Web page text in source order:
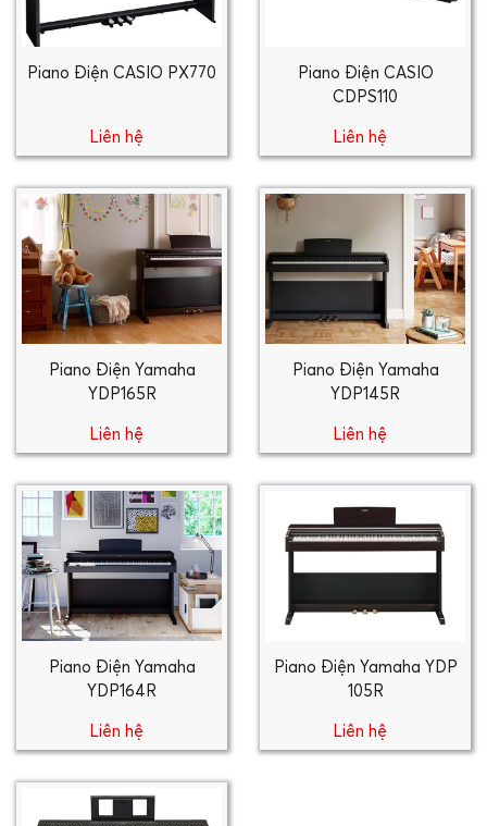
Piano Điện CASIO PX770
Liên hệ
Piano Điện CASIO
CDPS110
Liên hệ
Piano Điện Yamaha
YDP165R
Liên hệ
Piano Điện Yamaha
YDP145R
Liên hệ
Piano Điện Yamaha
YDP164R
Liên hệ
Piano Điện Yamaha YDP
105R
Liên hệ